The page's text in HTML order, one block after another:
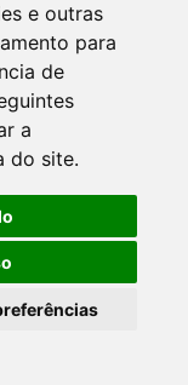
e outras
para
de
a
do site.